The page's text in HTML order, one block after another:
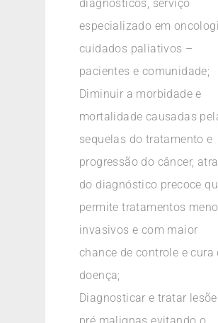
diagnósticos, serviço
especializado em
cuidados paliativos –
pacientes e comunidade;
Diminuir a morbidade e
mortalidade causadas
sequelas do tratamento e
progressão do câncer,
do diagnóstico precoce
permite tratamentos
invasivos e com maior
chance de controle e cura
doença;
Diagnosticar e tratar